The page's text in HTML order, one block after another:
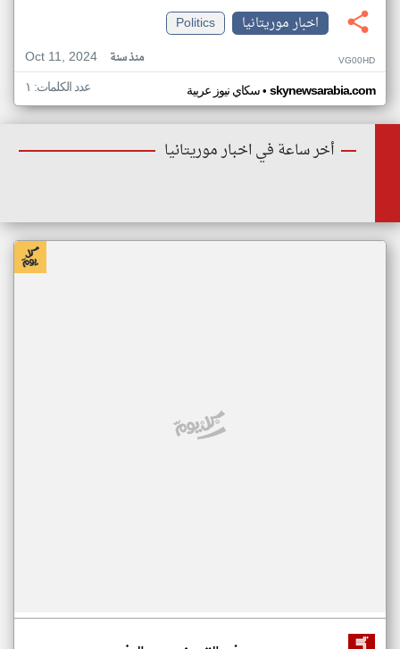
اخبار موريتانيا
Politics
Oct 11, 2024
منذ سنة VG00HD
سكاي نيوز عربية• skynewsarabia.com عدد الكلمات: ١
أخر ساعة في اخبار موريتانيا